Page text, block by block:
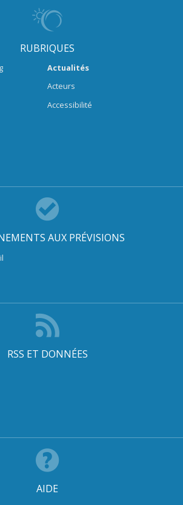
RUBRIQUES
Actualités
Acteurs
Accessibilité
AUX PRÉVISIONS
RSS ET DONNÉES
AIDE